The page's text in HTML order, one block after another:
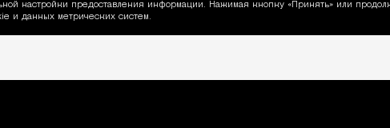
об использовании Cookie
настройки предоставления информации. Нажимая кнопку «Принять» или
и данных метрических систем.